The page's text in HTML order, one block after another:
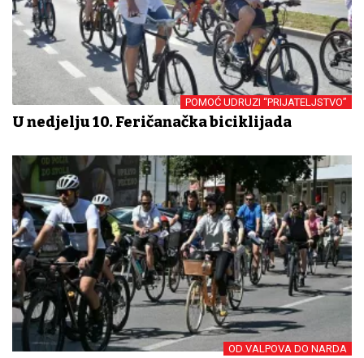
POMOĆ UDRUZI “PRIJATELJSTVO”
U nedjelju 10. Feričanačka biciklijada
OD VALPOVA DO NARDA